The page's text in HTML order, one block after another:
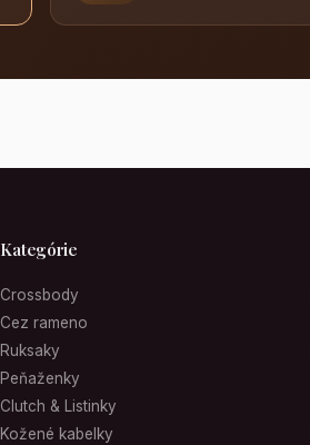
Kategórie
Crossbody
Cez rameno
Ruksaky
Peňaženky
Clutch & Listinky
Kožené kabelky